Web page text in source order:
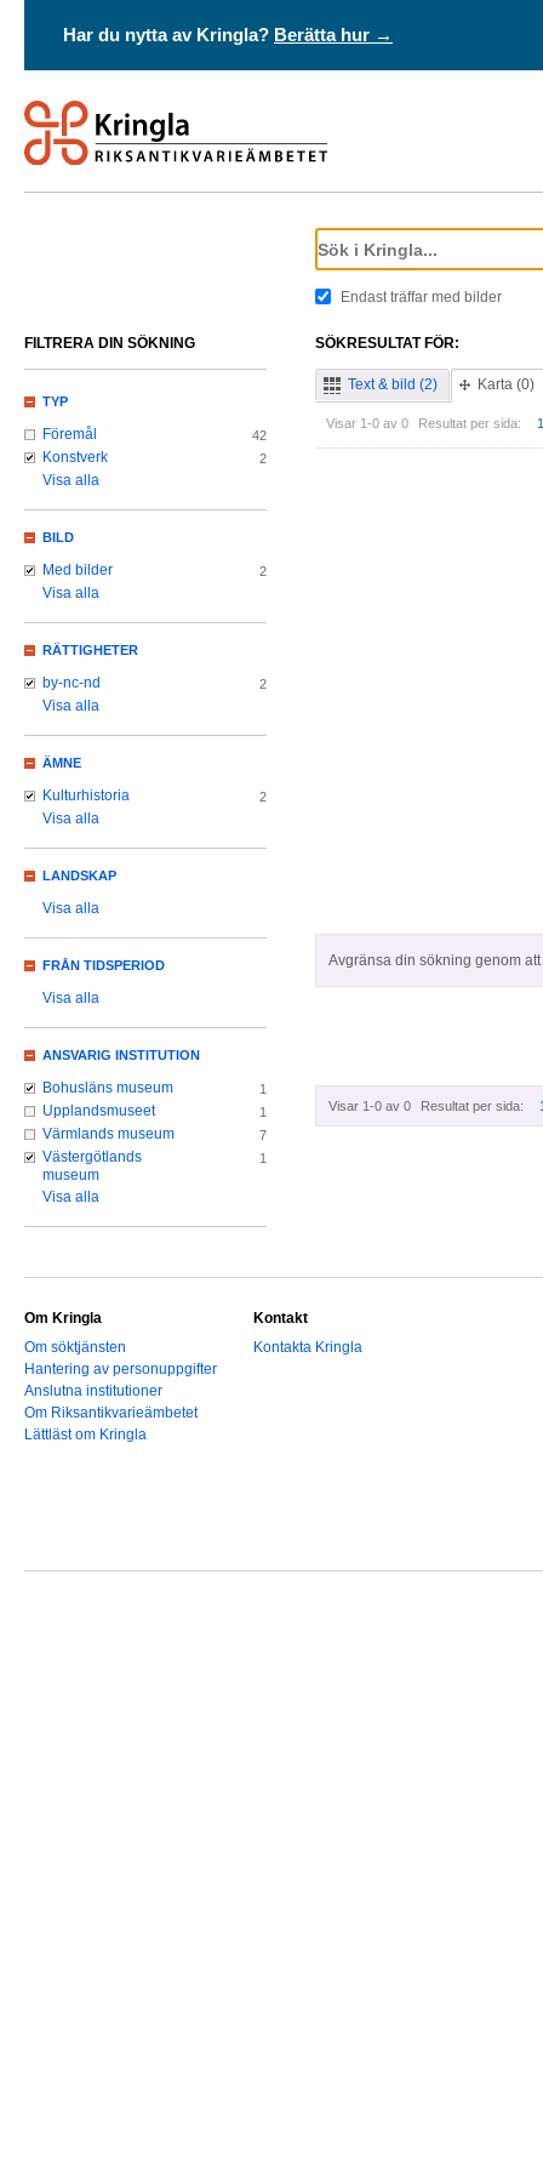
Har du nytta av Kringla? Berätta hur →
Endast träffar med bilder
SÖKRESULTAT FÖR:
Text & bild (2) Karta (0)
Visar 1-0 av 0 Resultat per sida:
Avgränsa din sökning genom
Visar 1-0 av 0 Resultat per sida:
FILTRERA DIN SÖKNING
TYP
Föremål 42
Konstverk 2
Visa alla
BILD
Med bilder 2
Visa alla
RÄTTIGHETER
by-nc-nd 2
Visa alla
ÄMNE
Kulturhistoria 2
Visa alla
LANDSKAP
Visa alla
FRÅN TIDSPERIOD
Visa alla
ANSVARIG INSTITUTION
Bohusläns museum 1
Upplandsmuseet 1
Värmlands museum 7
Västergötlands
museum
1
Visa alla
Om Kringla
Om söktjänsten
Hantering av personuppgifter
Anslutna institutioner
Om Riksantikvarieämbetet
Lättläst om Kringla
Kontakt
Kontakta Kringla